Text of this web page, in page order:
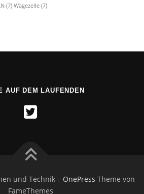
(7) Wägezelle (7)
AUF DEM LAUFENDEN
und Technik – OnePress Theme von
FameThemes